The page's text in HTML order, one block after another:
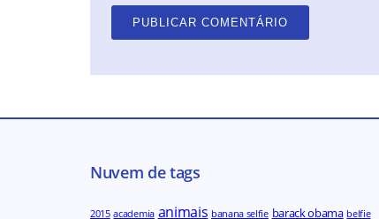
Nuvem de tags
2015 academia animais banana selfie barack obama belfie